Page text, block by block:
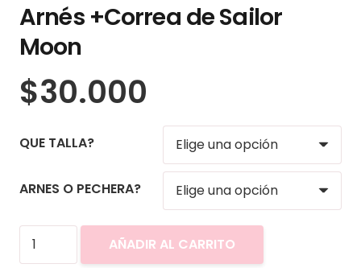
Arnés +Correa de Sailor
Moon
$30.000
QUE TALLA?
ARNES O PECHERA?
Arnés
+Correa
AÑADIR AL CARRITO